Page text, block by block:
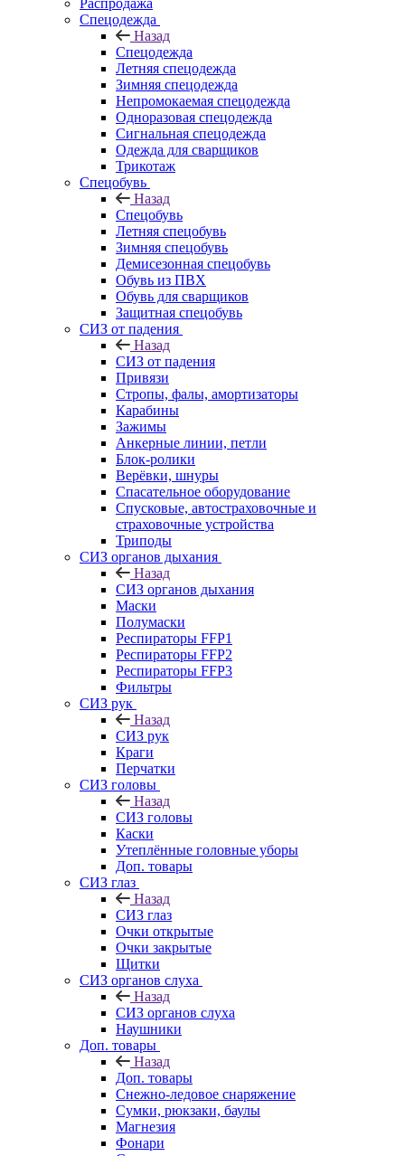
Распродажа
Спецодежда
Назад
Спецодежда
Летняя спецодежда
Зимняя спецодежда
Непромокаемая спецодежда
Одноразовая спецодежда
Сигнальная спецодежда
Одежда для сварщиков
Трикотаж
Спецобувь
Назад
Спецобувь
Летняя спецобувь
Зимняя спецобувь
Демисезонная спецобувь
Обувь из ПВХ
Обувь для сварщиков
Защитная спецобувь
СИЗ от падения
Назад
СИЗ от падения
Привязи
Стропы, фалы, амортизаторы
Карабины
Зажимы
Анкерные линии, петли
Блок-ролики
Верёвки, шнуры
Спасательное оборудование
Спусковые, автостраховочные и
страховочные устройства
Триподы
СИЗ органов дыхания
Назад
СИЗ органов дыхания
Маски
Полумаски
Респираторы FFP1
Респираторы FFP2
Респираторы FFP3
Фильтры
СИЗ рук
Назад
СИЗ рук
Краги
Перчатки
СИЗ головы
Назад
СИЗ головы
Каски
Утеплённые головные уборы
Доп. товары
СИЗ глаз
Назад
СИЗ глаз
Очки открытые
Очки закрытые
Щитки
СИЗ органов слуха
Назад
СИЗ органов слуха
Наушники
Доп. товары
Назад
Доп. товары
Снежно-ледовое снаряжение
Сумки, рюкзаки, баулы
Магнезия
Фонари